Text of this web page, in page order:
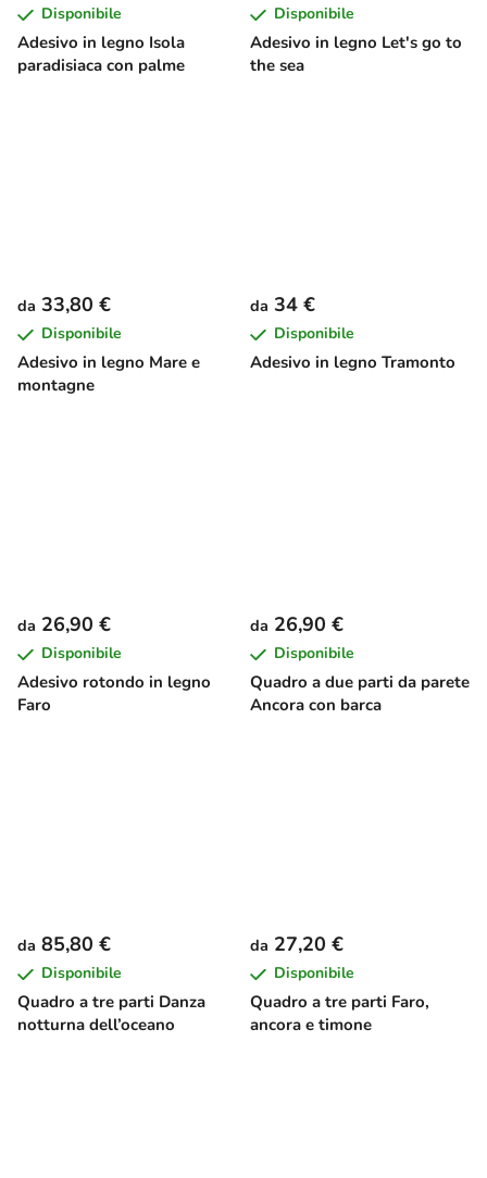
Adesivo in legno Isola
paradisiaca con palme
Disponibile
Adesivo in legno Let's go to
the sea
Disponibile
Adesivo in legno Mare e
montagne
da 33,80 €
Disponibile
Adesivo in legno Tramonto
da 34 €
Disponibile
Adesivo rotondo in legno
Faro
da 26,90 €
Disponibile
Quadro a due parti da parete
Ancora con barca
da 26,90 €
Disponibile
Quadro a tre parti Danza
notturna dell’oceano
da 85,80 €
Disponibile
Quadro a tre parti Faro,
ancora e timone
da 27,20 €
Disponibile